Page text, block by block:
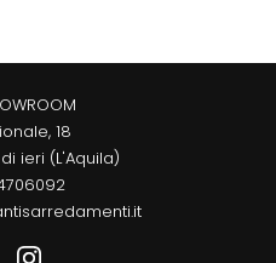
18
ieri (L'Aquila)